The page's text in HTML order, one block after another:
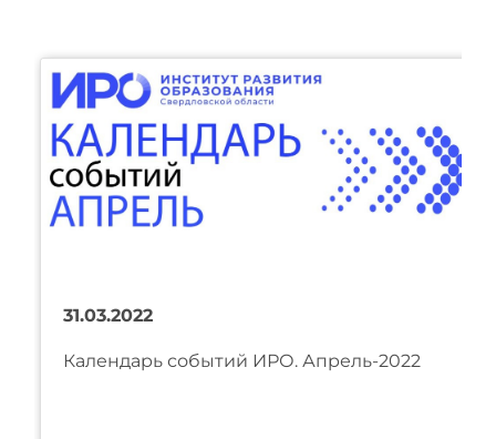
31.03.2022
Календарь событий ИРО. Апрель-2022